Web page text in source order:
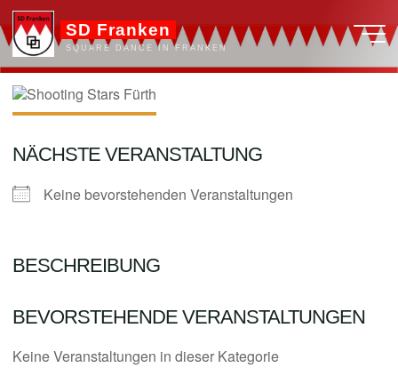
Zum
Inhalt
springen
SD Franken
SQUARE DANCE IN FRANKEN
NÄCHSTE VERANSTALTUNG
Keine bevorstehenden Veranstaltungen
BESCHREIBUNG
BEVORSTEHENDE VERANSTALTUNGEN
Keine Veranstaltungen in dieser Kategorie